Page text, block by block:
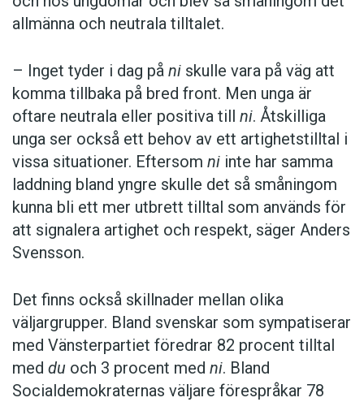
allmänna och neutrala tilltalet.
– Inget tyder i dag på ni skulle vara på väg att
komma tillbaka på bred front. Men unga är
oftare neutrala eller positiva till ni. Åtskilliga
unga ser också ett behov av ett artighetstilltal i
vissa situationer. Eftersom ni inte har samma
laddning bland yngre skulle det så småningom
kunna bli ett mer utbrett tilltal som används för
att signalera artighet och respekt, säger Anders
Svensson.
Det finns också skillnader mellan olika
väljargrupper. Bland svenskar som sympatiserar
med Vänsterpartiet föredrar 82 procent tilltal
med du och 3 procent med ni. Bland
Socialdemokraternas väljare förespråkar 78